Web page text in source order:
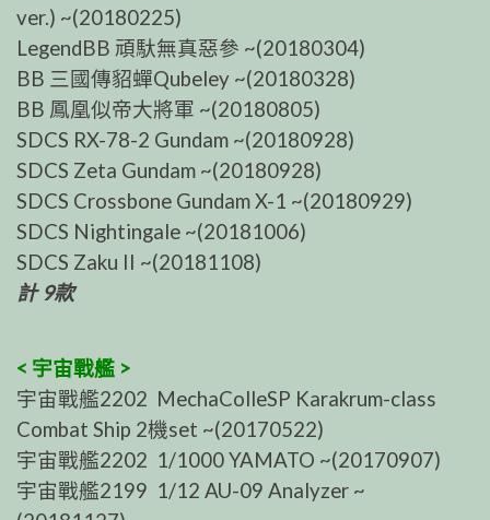
ver.) ~(20180225)
LegendBB 頑馱無真惡參 ~(20180304)
BB 三國傳貂蟬Qubeley ~(20180328)
BB 鳳凰似帝大將軍 ~(20180805)
SDCS RX-78-2 Gundam ~(20180928)
SDCS Zeta Gundam ~(20180928)
SDCS Crossbone Gundam X-1 ~(20180929)
SDCS Nightingale ~(20181006)
SDCS Zaku II ~(20181108)
計 9款
< 宇宙戰艦 >
宇宙戰艦2202 MechaColleSP Karakrum-class
Combat Ship 2機set ~(20170522)
宇宙戰艦2202 1/1000 YAMATO ~(20170907)
宇宙戰艦2199 1/12 AU-09 Analyzer ~